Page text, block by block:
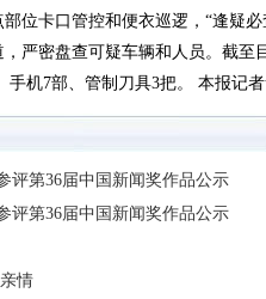
位卡口管控和便衣巡逻，“逢疑
严密盘查可疑车辆和人员。截至
手机7部、管制刀具3把。 本报记
评第36届中国新闻奖作品公示
评第36届中国新闻奖作品公示
情